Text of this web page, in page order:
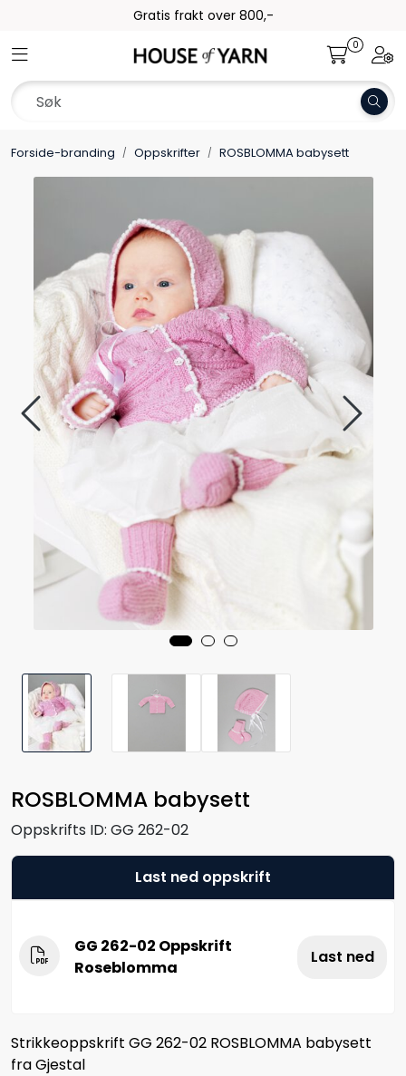
Skip to main contentGratis frakt over 800,-
Toggle navigation 0
Forside-branding Oppskrifter ROSBLOMMA babysett
ROSBLOMMA babysett
Oppskrifts ID: GG 262-02
Last ned oppskrift
GG 262-02 Oppskrift
Roseblomma
Last ned
Strikkeoppskrift GG 262-02 ROSBLOMMA babysett
fra Gjestal
Kolleksjoner
Pinner og tilbehør
Gavekort
Outlet